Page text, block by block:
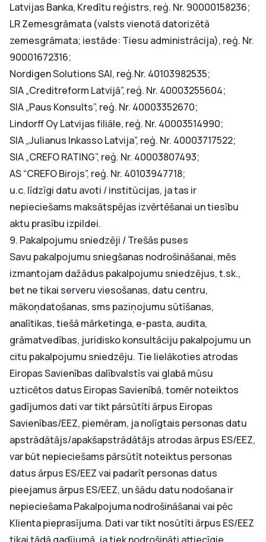
Latvijas Banka, Kredītu reģistrs, reģ. Nr. 90000158236;
LR Zemesgrāmata (valsts vienotā datorizētā
zemesgrāmata; iestāde: Tiesu administrācija), reģ. Nr.
90001672316;
Nordigen Solutions SAI, reģ.Nr. 40103982535;
SIA „Creditreform Latvijā”, reģ. Nr. 40003255604;
SIA „Paus Konsults”, reģ. Nr. 40003352670;
Lindorff Oy Latvijas filiāle, reģ. Nr. 40003514990;
SIA „Julianus Inkasso Latvija”, reģ. Nr. 40003717522;
SIA „CREFO RATING”, reģ. Nr. 40003807493;
AS “CREFO Birojs”, reģ. Nr. 40103947718;
u.c. līdzīgi datu avoti / institūcijas, ja tas ir
nepieciešams maksātspējas izvērtēšanai un tiesību
aktu prasību izpildei.
9. Pakalpojumu sniedzēji / Trešās puses
Savu pakalpojumu sniegšanas nodrošināšanai, mēs
izmantojam dažādus pakalpojumu sniedzējus, t.sk.,
bet ne tikai serveru viesošanas, datu centru,
mākoņdatošanas, sms paziņojumu sūtīšanas,
analītikas, tiešā mārketinga, e-pasta, audita,
grāmatvedības, juridisko konsultāciju pakalpojumu un
citu pakalpojumu sniedzēju. Tie lielākoties atrodas
Eiropas Savienības dalībvalstīs vai glabā mūsu
uzticētos datus Eiropas Savienībā, tomēr noteiktos
gadījumos dati var tikt pārsūtīti ārpus Eiropas
Savienības/EEZ, piemēram, ja nolīgtais personas datu
apstrādātājs/apakšapstrādātājs atrodas ārpus ES/EEZ,
var būt nepieciešams pārsūtīt noteiktus personas
datus ārpus ES/EEZ vai padarīt personas datus
pieejamus ārpus ES/EEZ, un šādu datu nodošana ir
nepieciešama Pakalpojuma nodrošināšanai vai pēc
Klienta pieprasījuma. Dati var tikt nosūtīti ārpus ES/EEZ